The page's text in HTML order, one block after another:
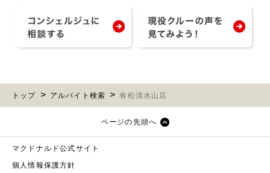
トップ アルバイト検索 有松清水山店
ページの先頭へ
マクドナルド公式サイト
個人情報保護方針